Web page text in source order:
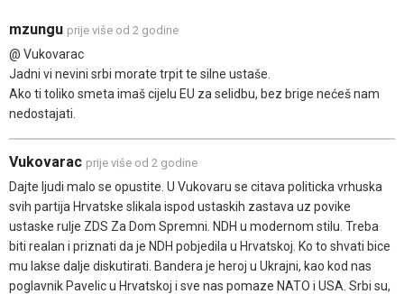
mzungu prije više od 2 godine
@ Vukovarac
Jadni vi nevini srbi morate trpit te silne ustaše.
Ako ti toliko smeta imaš cijelu EU za selidbu, bez brige nećeš nam
nedostajati.
Vukovarac prije više od 2 godine
Dajte ljudi malo se opustite. U Vukovaru se citava politicka vrhuska
svih partija Hrvatske slikala ispod ustaskih zastava uz povike
ustaske rulje ZDS Za Dom Spremni. NDH u modernom stilu. Treba
biti realan i priznati da je NDH pobjedila u Hrvatskoj. Ko to shvati bice
mu lakse dalje diskutirati. Bandera je heroj u Ukrajni, kao kod nas
poglavnik Pavelic u Hrvatskoj i sve nas pomaze NATO i USA. Srbi su,